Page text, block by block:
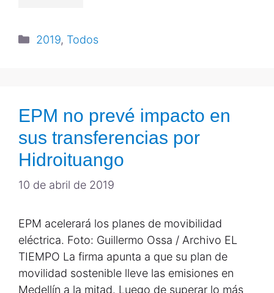
2019, Todos
EPM no prevé impacto en
sus transferencias por
Hidroituango
10 de abril de 2019
EPM acelerará los planes de movibilidad
eléctrica. Foto: Guillermo Ossa / Archivo EL
TIEMPO La firma apunta a que su plan de
movilidad sostenible lleve las emisiones en
Medellín a la mitad. Luego de superar lo más